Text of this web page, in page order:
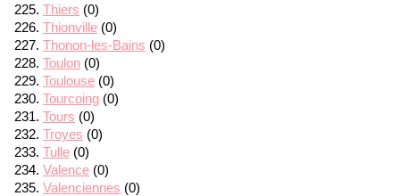
Thiers (0)
Thionville (0)
Thonon-les-Bains (0)
Toulon (0)
Toulouse (0)
Tourcoing (0)
Tours (0)
Troyes (0)
Tulle (0)
Valence (0)
Valenciennes (0)